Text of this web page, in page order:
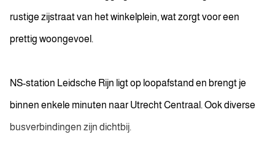
rustige zijstraat van het winkelplein, wat zorgt voor een
prettig woongevoel.
NS-station Leidsche Rijn ligt op loopafstand en brengt je
binnen enkele minuten naar Utrecht Centraal. Ook diverse
busverbindingen zijn dichtbij.